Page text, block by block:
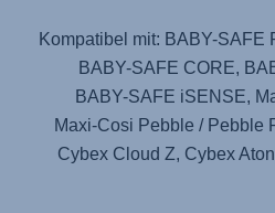
Kompatibel mit: BABY-SAFE
BABY-SAFE CORE,
BABY-SAFE iSENSE,
Maxi-Cosi Pebble / Pebble
Cybex Cloud Z, Cybex